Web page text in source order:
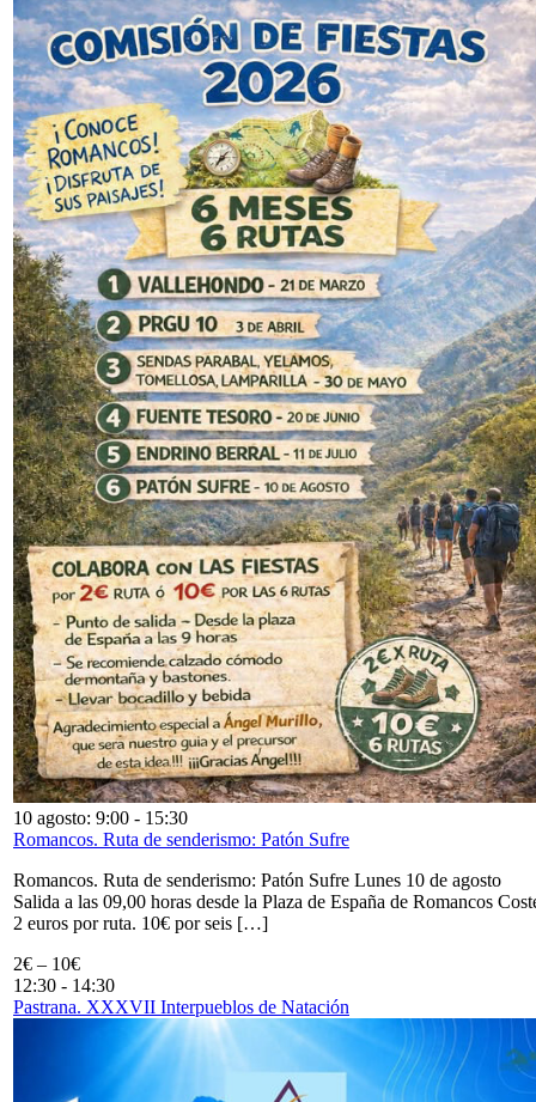
10 agosto: 9:00 - 15:30
Romancos. Ruta de senderismo: Patón Sufre
Romancos. Ruta de senderismo: Patón Sufre Lunes 10 de agosto
Salida a las 09,00 horas desde la Plaza de España de Romancos
2 euros por ruta. 10€ por seis […]
2€ – 10€
12:30 - 14:30
Pastrana. XXXVII Interpueblos de Natación